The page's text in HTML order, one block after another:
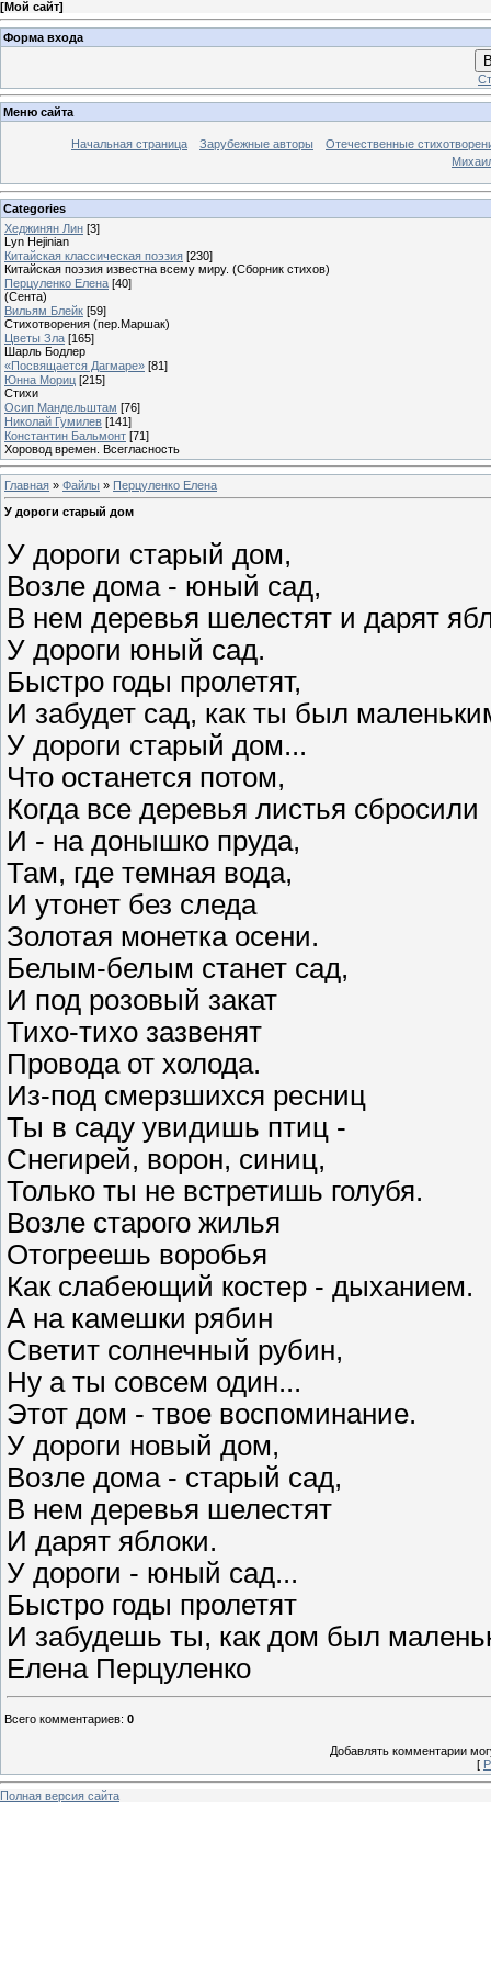
[Мой сайт]
Форма входа
Меню сайта
Начальная страница Зарубежные авторы
Отечественные
Categories
Хеджинян Лин [3]
Lyn Hejinian
Китайская классическая поэзия [230]
Китайская поэзия известна всему миру. (Сборник стихов)
Перцуленко Елена [40]
(Сента)
Вильям Блейк [59]
Стихотворения (пер.Маршак)
Цветы Зла [165]
Шарль Бодлер
«Посвящается Дагмаре» [81]
Юнна Мориц [215]
Стихи
Осип Мандельштам [76]
Николай Гумилев [141]
Константин Бальмонт [71]
Хоровод времен. Всегласность
Главная » Файлы » Перцуленко Елена
У дороги старый дом
У дороги старый дом,
Возле дома - юный сад,
В нем деревья шелестят и дарят
У дороги юный сад.
Быстро годы пролетят,
И забудет сад, как ты был
У дороги старый дом...
Что останется потом,
Когда все деревья листья сбросили
И - на донышко пруда,
Там, где темная вода,
И утонет без следа
Золотая монетка осени.
Белым-белым станет сад,
И под розовый закат
Тихо-тихо зазвенят
Провода от холода.
Из-под смерзшихся ресниц
Ты в саду увидишь птиц -
Снегирей, ворон, синиц,
Только ты не встретишь голубя.
Возле старого жилья
Отогреешь воробья
Как слабеющий костер - дыханием.
А на камешки рябин
Светит солнечный рубин,
Ну а ты совсем один...
Этот дом - твое воспоминание.
У дороги новый дом,
Возле дома - старый сад,
В нем деревья шелестят
И дарят яблоки.
У дороги - юный сад...
Быстро годы пролетят
И забудешь ты, как дом был
Елена Перцуленко
Всего комментариев: 0
Добавлять комментарии
[
Полная версия сайта